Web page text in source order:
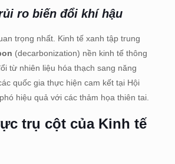
ro biến đổi khí hậu
trọng nhất. Kinh tế xanh tập trung
(decarbonization) nền kinh tế thông
từ nhiên liệu hóa thạch sang năng
quốc gia thực hiện cam kết tại Hội
hiệu quả với các thảm họa thiên tai.
trụ cột của Kinh tế